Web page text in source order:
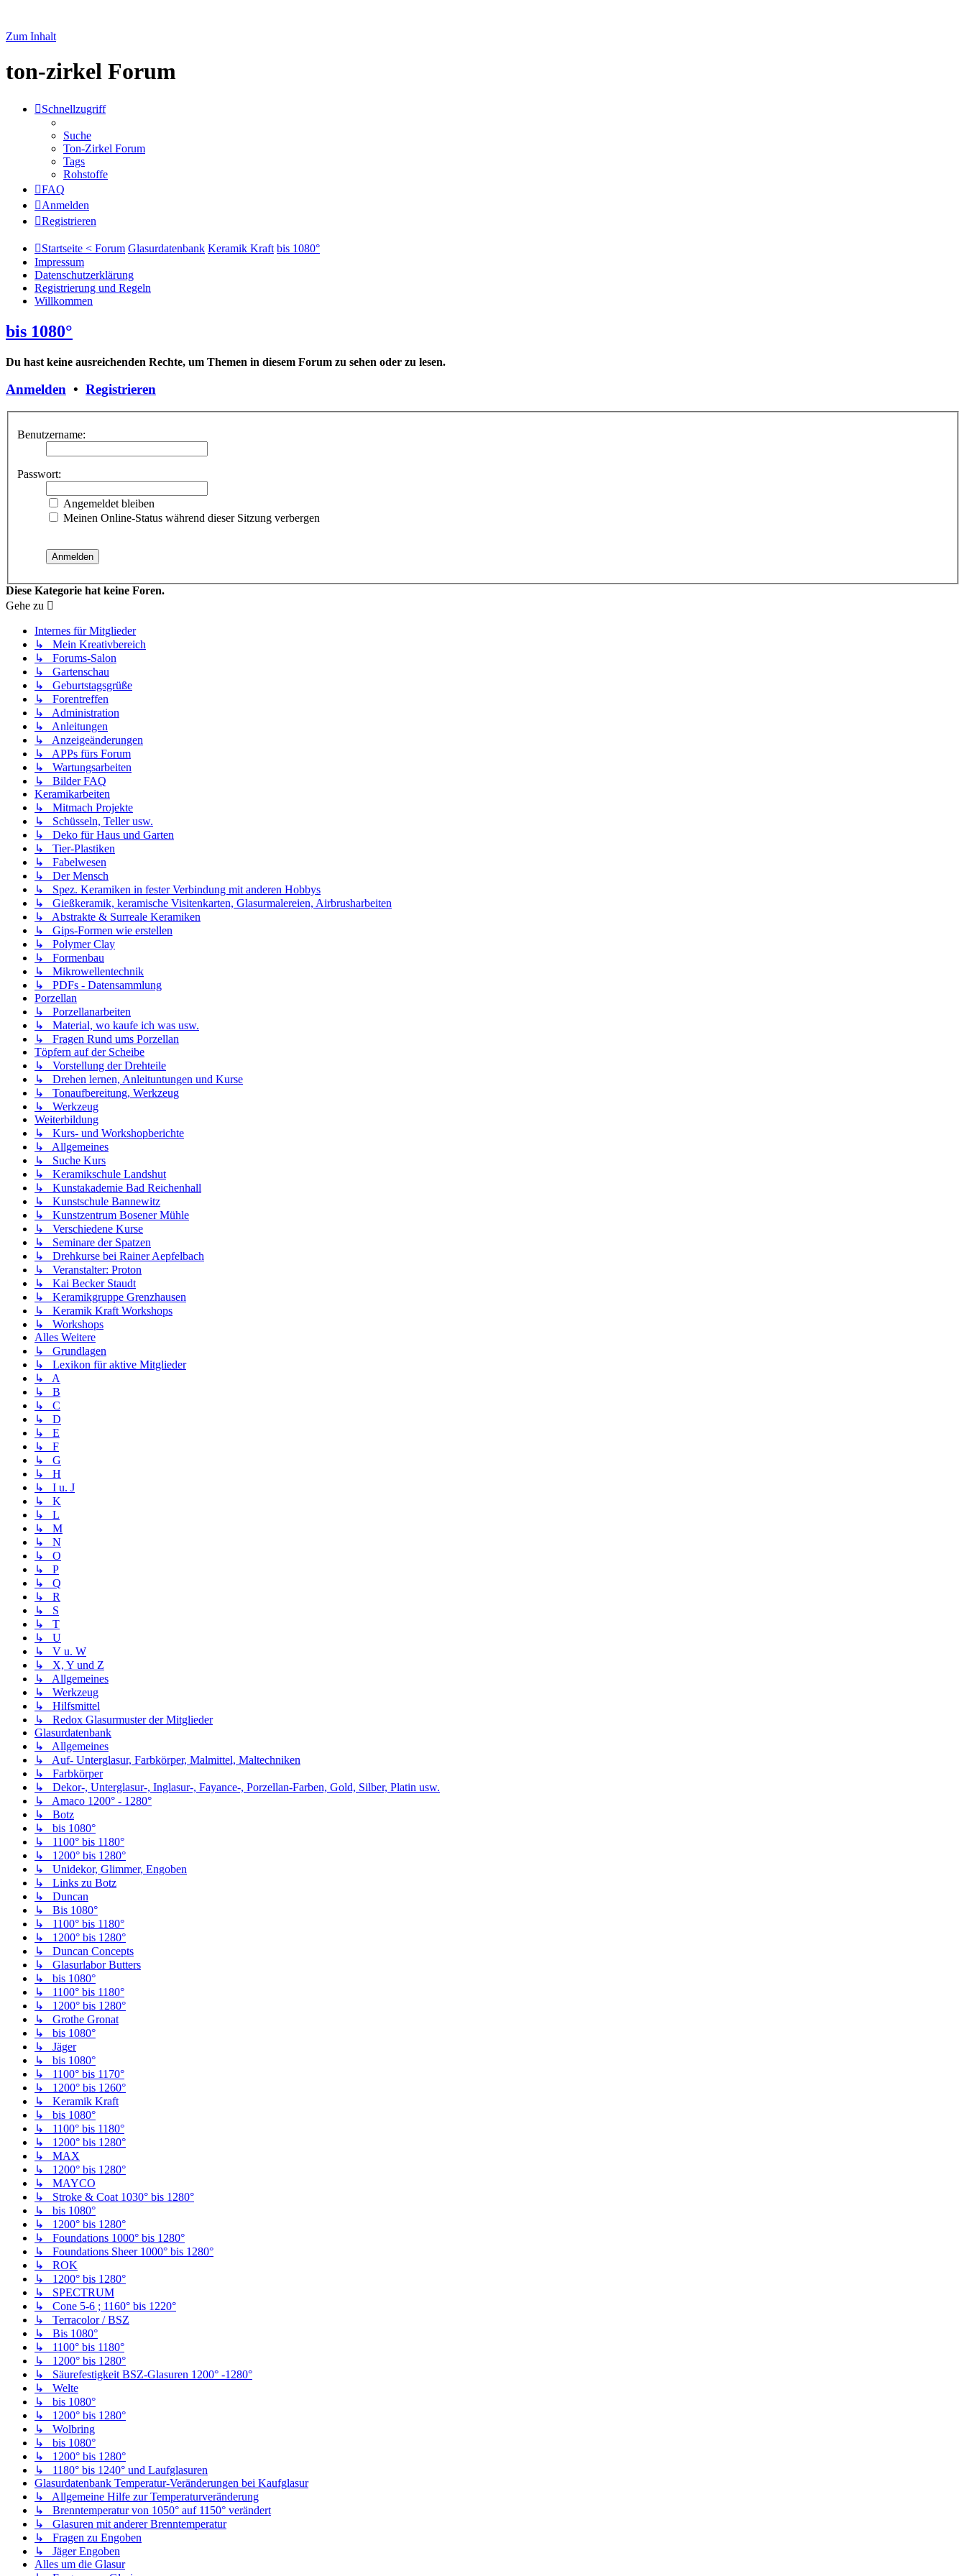
Zum Inhalt
ton-zirkel Forum
Schnellzugriff
Suche
Ton-Zirkel Forum
Tags
Rohstoffe
FAQ
Anmelden
Registrieren
Startseite < Forum Glasurdatenbank Keramik Kraft bis 1080°
Impressum
Datenschutzerklärung
Registrierung und Regeln
Willkommen
bis 1080°
Du hast keine ausreichenden Rechte, um Themen in diesem Forum zu sehen oder zu lesen.
Anmelden • Registrieren
Benutzername:
Passwort:
Angemeldet bleiben
Meinen Online-Status während dieser Sitzung verbergen
Diese Kategorie hat keine Foren.
Gehe zu
Internes für Mitglieder
↳ Mein Kreativbereich
↳ Forums-Salon
↳ Gartenschau
↳ Geburtstagsgrüße
↳ Forentreffen
↳ Administration
↳ Anleitungen
↳ Anzeigeänderungen
↳ APPs fürs Forum
↳ Wartungsarbeiten
↳ Bilder FAQ
Keramikarbeiten
↳ Mitmach Projekte
↳ Schüsseln, Teller usw.
↳ Deko für Haus und Garten
↳ Tier-Plastiken
↳ Fabelwesen
↳ Der Mensch
↳ Spez. Keramiken in fester Verbindung mit anderen Hobbys
↳ Gießkeramik, keramische Visitenkarten, Glasurmalereien, Airbrusharbeiten
↳ Abstrakte & Surreale Keramiken
↳ Gips-Formen wie erstellen
↳ Polymer Clay
↳ Formenbau
↳ Mikrowellentechnik
↳ PDFs - Datensammlung
Porzellan
↳ Porzellanarbeiten
↳ Material, wo kaufe ich was usw.
↳ Fragen Rund ums Porzellan
Töpfern auf der Scheibe
↳ Vorstellung der Drehteile
↳ Drehen lernen, Anleituntungen und Kurse
↳ Tonaufbereitung, Werkzeug
↳ Werkzeug
Weiterbildung
↳ Kurs- und Workshopberichte
↳ Allgemeines
↳ Suche Kurs
↳ Keramikschule Landshut
↳ Kunstakademie Bad Reichenhall
↳ Kunstschule Bannewitz
↳ Kunstzentrum Bosener Mühle
↳ Verschiedene Kurse
↳ Seminare der Spatzen
↳ Drehkurse bei Rainer Aepfelbach
↳ Veranstalter: Proton
↳ Kai Becker Staudt
↳ Keramikgruppe Grenzhausen
↳ Keramik Kraft Workshops
↳ Workshops
Alles Weitere
↳ Grundlagen
↳ Lexikon für aktive Mitglieder
↳ A
↳ B
↳ C
↳ D
↳ E
↳ F
↳ G
↳ H
↳ I u. J
↳ K
↳ L
↳ M
↳ N
↳ O
↳ P
↳ Q
↳ R
↳ S
↳ T
↳ U
↳ V u. W
↳ X, Y und Z
↳ Allgemeines
↳ Werkzeug
↳ Hilfsmittel
↳ Redox Glasurmuster der Mitglieder
Glasurdatenbank
↳ Allgemeines
↳ Auf- Unterglasur, Farbkörper, Malmittel, Maltechniken
↳ Farbkörper
↳ Dekor-, Unterglasur-, Inglasur-, Fayance-, Porzellan-Farben, Gold, Silber, Platin usw.
↳ Amaco 1200° - 1280°
↳ Botz
↳ bis 1080°
↳ 1100° bis 1180°
↳ 1200° bis 1280°
↳ Unidekor, Glimmer, Engoben
↳ Links zu Botz
↳ Duncan
↳ Bis 1080°
↳ 1100° bis 1180°
↳ 1200° bis 1280°
↳ Duncan Concepts
↳ Glasurlabor Butters
↳ bis 1080°
↳ 1100° bis 1180°
↳ 1200° bis 1280°
↳ Grothe Gronat
↳ bis 1080°
↳ Jäger
↳ bis 1080°
↳ 1100° bis 1170°
↳ 1200° bis 1260°
↳ Keramik Kraft
↳ bis 1080°
↳ 1100° bis 1180°
↳ 1200° bis 1280°
↳ MAX
↳ 1200° bis 1280°
↳ MAYCO
↳ Stroke & Coat 1030° bis 1280°
↳ bis 1080°
↳ 1200° bis 1280°
↳ Foundations 1000° bis 1280°
↳ Foundations Sheer 1000° bis 1280°
↳ ROK
↳ 1200° bis 1280°
↳ SPECTRUM
↳ Cone 5-6 ; 1160° bis 1220°
↳ Terracolor / BSZ
↳ Bis 1080°
↳ 1100° bis 1180°
↳ 1200° bis 1280°
↳ Säurefestigkeit BSZ-Glasuren 1200° -1280°
↳ Welte
↳ bis 1080°
↳ 1200° bis 1280°
↳ Wolbring
↳ bis 1080°
↳ 1200° bis 1280°
↳ 1180° bis 1240° und Laufglasuren
Glasurdatenbank Temperatur-Veränderungen bei Kaufglasur
↳ Allgemeine Hilfe zur Temperaturveränderung
↳ Brenntemperatur von 1050° auf 1150° verändert
↳ Glasuren mit anderer Brenntemperatur
↳ Fragen zu Engoben
↳ Jäger Engoben
Alles um die Glasur